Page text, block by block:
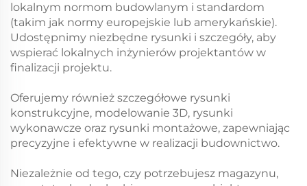
lokalnym normom budowlanym i standardom
(takim jak normy europejskie lub amerykańskie).
Udostępnimy niezbędne rysunki i szczegóły, aby
wspierać lokalnych inżynierów projektantów w
finalizacji projektu.
Oferujemy również szczegółowe rysunki
konstrukcyjne, modelowanie 3D, rysunki
wykonawcze oraz rysunki montażowe, zapewniając
precyzyjne i efektywne w realizacji budownictwo.
Niezależnie od tego, czy potrzebujesz magazynu,